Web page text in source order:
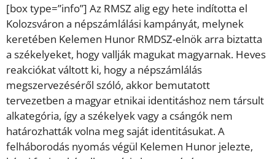
[box type=”info”] Az RMSZ alig egy hete indította el
Kolozsváron a népszámlálási kampányát, melynek
keretében Kelemen Hunor RMDSZ-elnök arra biztatta
a székelyeket, hogy vallják magukat magyarnak. Heves
reakciókat váltott ki, hogy a népszámlálás
megszervezéséről szóló, akkor bemutatott
tervezetben a magyar etnikai identitáshoz nem társult
alkategória, így a székelyek vagy a csángók nem
határozhatták volna meg saját identitásukat. A
felháborodás nyomás végül Kelemen Hunor jelezte,